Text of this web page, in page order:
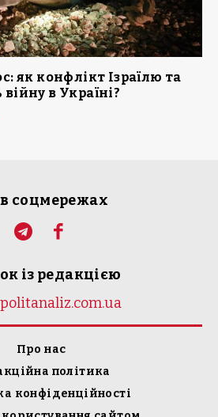
як конфлікт Ізраїлю та
в Україні?
соцмережах
із редакцією
Про нас
політика
конфіденційності